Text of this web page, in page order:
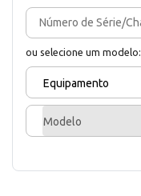
ou selecione um modelo:
Equipamento
Modelo